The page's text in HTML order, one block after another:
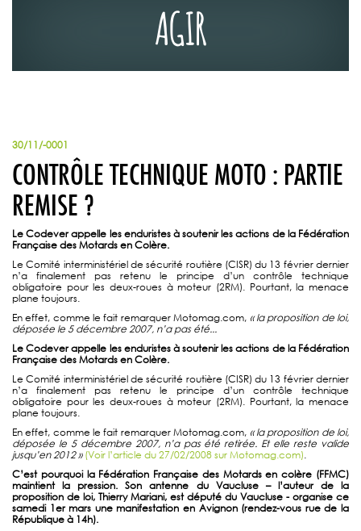
AGIR
30/11/-0001
CONTRÔLE TECHNIQUE MOTO : PARTIE
REMISE ?
Le Codever appelle les enduristes à soutenir les actions de la Fédération
Française des Motards en Colère.
Le Comité interministériel de sécurité routière (CISR) du 13 février dernier
n’a finalement pas retenu le principe d’un contrôle technique
obligatoire pour les deux-roues à moteur (2RM). Pourtant, la menace
plane toujours.
En effet, comme le fait remarquer Motomag.com, « la proposition de loi,
déposée le 5 décembre 2007, n’a pas été...
Le Codever appelle les enduristes à soutenir les actions de la Fédération
Française des Motards en Colère.
Le Comité interministériel de sécurité routière (CISR) du 13 février dernier
n’a finalement pas retenu le principe d’un contrôle technique
obligatoire pour les deux-roues à moteur (2RM). Pourtant, la menace
plane toujours.
En effet, comme le fait remarquer Motomag.com, « la proposition de loi,
déposée le 5 décembre 2007, n’a pas été retirée. Et elle reste valide
jusqu’en 2012 » (Voir l’article du 27/02/2008 sur Motomag.com).
C’est pourquoi la Fédération Française des Motards en colère (FFMC)
maintient la pression. Son antenne du Vaucluse – l’auteur de la
proposition de loi, Thierry Mariani, est député du Vaucluse - organise ce
samedi 1er mars une manifestation en Avignon (rendez-vous rue de la
République à 14h).